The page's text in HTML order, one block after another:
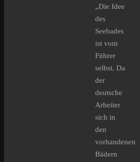
„Die Idee
des
Seebades
ist vom
Führer
selbst. Da
der
deutsche
Arbeiter
sich in
den
vorhandenen
Bädern